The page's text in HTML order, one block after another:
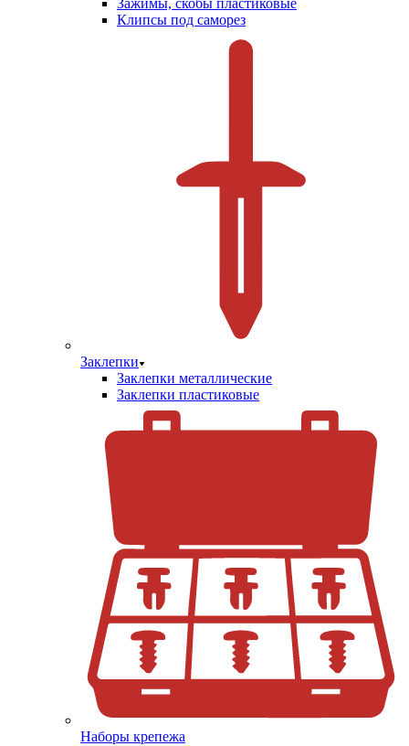
Клипсы под саморез
Заклепки
Заклепки металлические
Заклепки пластиковые
Наборы крепежа